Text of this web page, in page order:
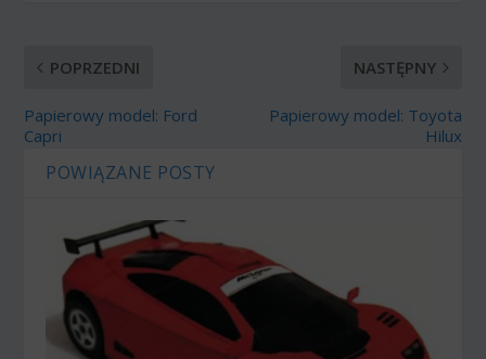
POPRZEDNI
Papierowy model: Ford
Capri
NASTĘPNY
Papierowy model: Toyota
Hilux
POWIĄZANE POSTY